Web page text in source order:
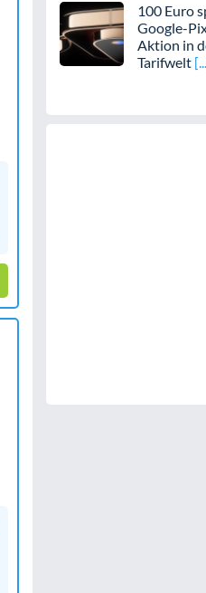
100 Euro
Google-
Aktion in
Tarifwelt